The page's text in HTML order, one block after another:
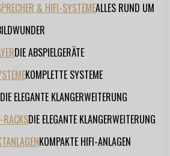
& HIFI-SYSTEMEALLES RUND UM
DIE ABSPIELGERÄTE
KOMPLETTE SYSTEME
DIE ELEGANTE KLANGERWEITERUNG
DIE ELEGANTE KLANGERWEITERUNG
KOMPAKTE HIFI-ANLAGEN